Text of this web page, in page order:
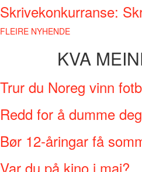
Skrivekonkurranse:
FLEIRE NYHENDE
KVA
Trur du Noreg vinn
Redd for å dumme
Bør 12-åringar få
Var du på kino i mai?